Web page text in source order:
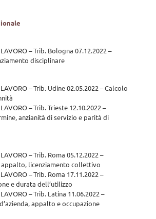
– Trib. Bologna 07.12.2022 –
disciplinare
– Trib. Udine 02.05.2022 – Calcolo
– Trib. Trieste 12.10.2022 –
anzianità di servizio e parità di
– Trib. Roma 05.12.2022 –
appalto, licenziamento collettivo
– Trib. Roma 17.11.2022 –
e durata dell’utilizzo
– Trib. Latina 11.06.2022 –
appalto e occupazione